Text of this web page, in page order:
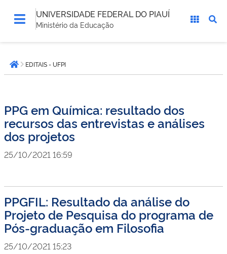
UNIVERSIDADE FEDERAL DO PIAUÍ
Ministério da Educação
está
aqui:Página inicial
EDITAIS - UFPI
PPG em Química: resultado dos
recursos das entrevistas e análises
dos projetos
25/10/2021 16:59
PPGFIL: Resultado da análise do
Projeto de Pesquisa do programa de
Pós-graduação em Filosofia
25/10/2021 15:23